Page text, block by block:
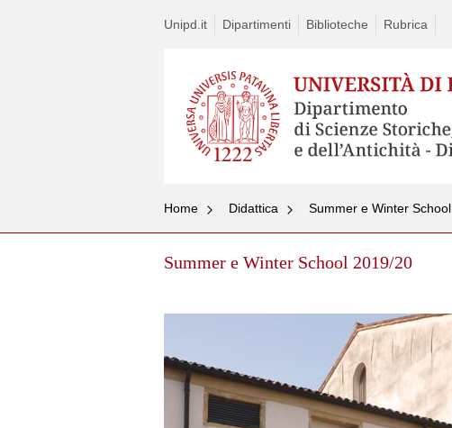
Unipd.it Dipartimenti Biblioteche Rubrica
Home Didattica Summer e Winter School
Summer e Winter School 2019/20